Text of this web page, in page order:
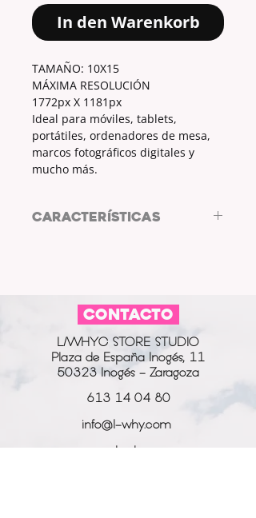
In den Warenkorb
TAMAÑO: 10X15
MÁXIMA RESOLUCIÓN
1772px X 1181px
Ideal para móviles, tablets,
portátiles, ordenadores de mesa,
marcos fotográficos digitales y
mucho más.
CARACTERÍSTICAS
marcos fotográficos digitales y
CONTACTO
L/WHYC STORE STUDIO
Plaza de España Inogés, 11
50323 Inogés - Zaragoza
613 14 04 80
info@l-why.com
www.l-why.com